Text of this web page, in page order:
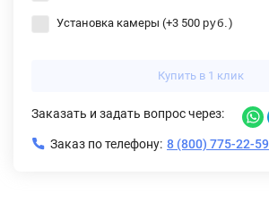
Установка камеры (+3 500 руб. )
Купить в 1 клик
Заказать и задать вопрос через:
Заказ по телефону: 8 (800) 775-22-59